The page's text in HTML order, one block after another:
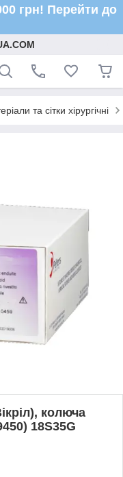
грн! Перейти до
та сітки хірургічні
колюча
18S35G